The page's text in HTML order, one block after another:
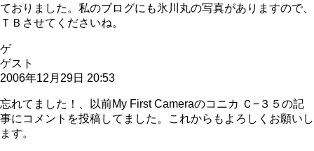
ておりました。私のブログにも氷川丸の写真がありますので、
ＴＢさせてくださいね。
ゲ
ゲスト
2006年12月29日 20:53
忘れてました！、以前My First Cameraのコニカ Ｃ−３５の記
事にコメントを投稿してました。これからもよろしくお願いし
ます。